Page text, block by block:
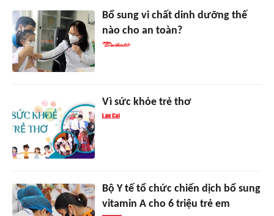
Bổ sung vi chất dinh dưỡng thế
nào cho an toàn?
Vì sức khỏe trẻ thơ
Bộ Y tế tổ chức chiến dịch bổ sung
vitamin A cho 6 triệu trẻ em